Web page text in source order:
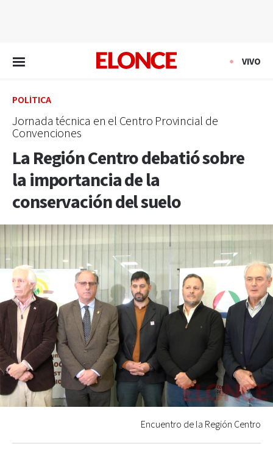
VIVO
POLÍTICA
Jornada técnica en el Centro Provincial de
Convenciones
La Región Centro debatió sobre
la importancia de la
conservación del suelo
Encuentro de la Región Centro